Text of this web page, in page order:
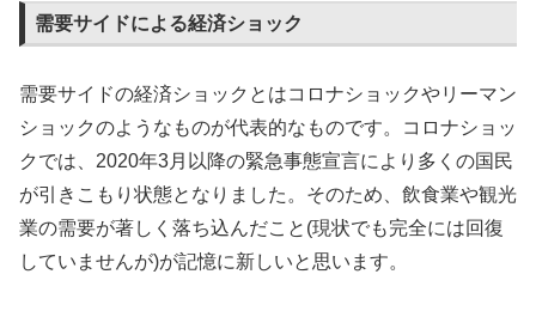
需要サイドによる経済ショック
需要サイドの経済ショックとはコロナショックやリーマン
ショックのようなものが代表的なものです。コロナショッ
クでは、2020年3月以降の緊急事態宣言により多くの国民
が引きこもり状態となりました。そのため、飲食業や観光
業の需要が著しく落ち込んだこと(現状でも完全には回復
していませんが)が記憶に新しいと思います。